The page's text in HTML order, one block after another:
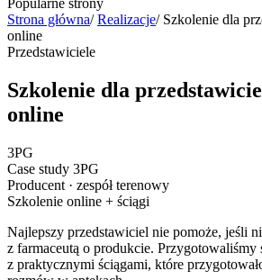
Popularne strony
Strona główna/ Realizacje/ Szkolenie dla
online
Przedstawiciele
Szkolenie dla
online
3PG
Case study 3PG
Producent · zespół terenowy
Szkolenie online + ściągi
Najlepszy przedstawiciel nie pomoże, jeśli
z farmaceutą o produkcie. Przygotowaliśmy
z praktycznymi ściągami, które